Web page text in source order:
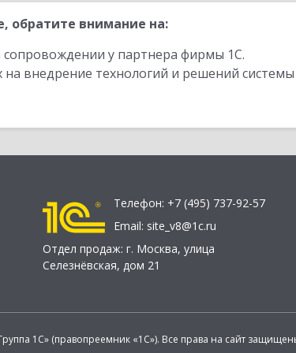
обратите внимание на:
у партнера фирмы 1С.
на внедрение технологий и решений
Телефон: +7 (495) 737-92-57
Email: site_v8@1c.ru
Отдел продаж: г. Москва, улица
Селезнёвская, дом 21
1С» (правопреемник «1С»). Все права на сайт